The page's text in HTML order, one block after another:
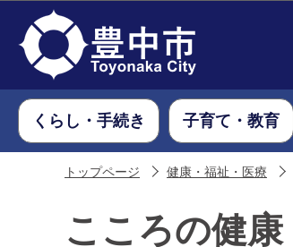
くらし・手続き 子育て・教育
トップページ 健康・福祉・医療
こころの健康